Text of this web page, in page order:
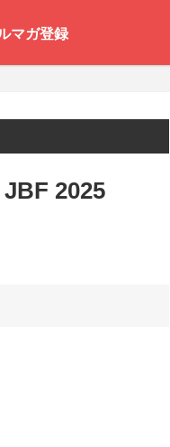
マガ登録
2025